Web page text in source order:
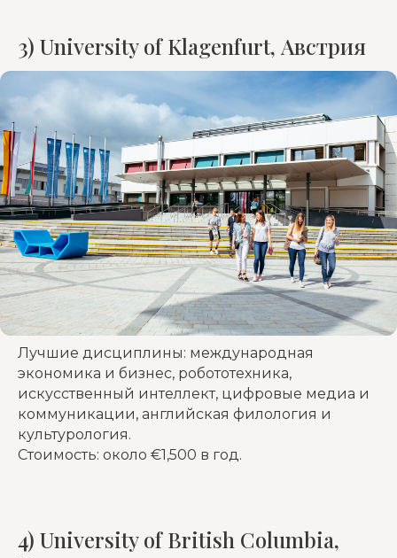
3) University of Klagenfurt, Австрия
Лучшие дисциплины: международная
экономика и бизнес, робототехника,
искусственный интеллект, цифровые медиа и
коммуникации, английская филология и
культурология.
Стоимость: около €1,500 в год.
4) University of British Columbia,